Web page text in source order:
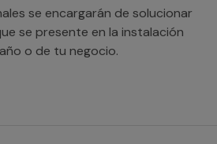
se encargarán de solucionar
se presente en la instalación
o de tu negocio.